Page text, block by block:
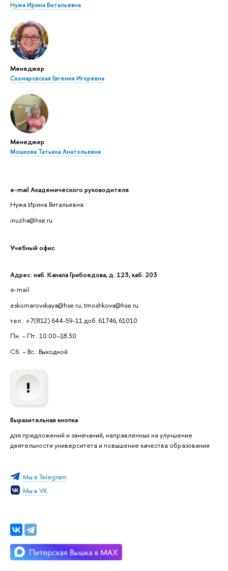
Нужа Ирина Витальевна
Менеджер
Скомаровская Евгения Игоревна
Менеджер
Мошкова Татьяна Анатольевна
e-mail Академического руководителя
Нужа Ирина Витальевна
inuzha@hse.ru
Учебный офис
Адрес: наб. Канала Грибоедова, д. 123, каб. 203
e-mail:
eskomarovskaya@hse.ru; tmoshkova@hse.ru
тел.: +7(812) 644-59-11 доб. 61746, 61010
Пн. – Пт.: 10:00–18:30
Сб. – Вс.: Выходной
Выразительная кнопка
для предложений и замечаний, направленных на улучшение
деятельности университета и повышение качества образования
Мы в Telegram
Мы в VK